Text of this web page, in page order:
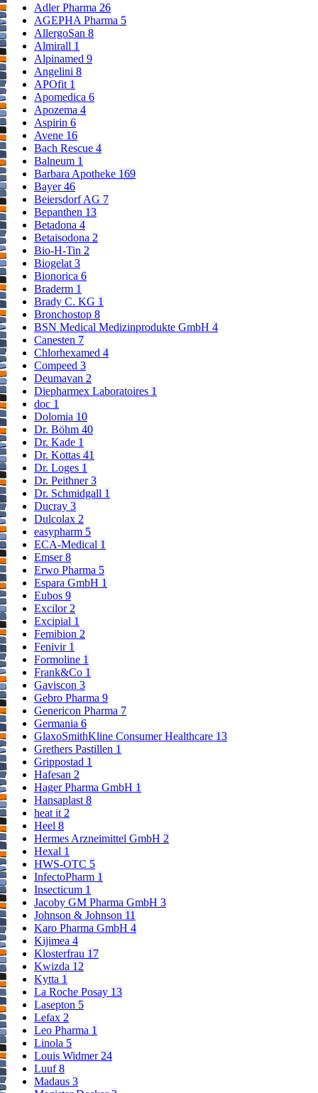
Adler Pharma 26
AGEPHA Pharma 5
AllergoSan 8
Almirall 1
Alpinamed 9
Angelini 8
APOfit 1
Apomedica 6
Apozema 4
Aspirin 6
Avene 16
Bach Rescue 4
Balneum 1
Barbara Apotheke 169
Bayer46
Beiersdorf AG 7
Bepanthen 13
Betadona 4
Betaisodona 2
Bio-H-Tin 2
Biogelat 3
Bionorica 6
Braderm 1
Brady C. KG 1
Bronchostop 8
BSN Medical Medizinprodukte GmbH 4
Canesten 7
Chlorhexamed 4
Compeed 3
Deumavan 2
Diepharmex Laboratoires 1
doc 1
Dolomia 10
Dr. Böhm 40
Dr. Kade 1
Dr. Kottas 41
Dr. Loges 1
Dr. Peithner3
Dr. Schmidgall 1
Ducray 3
Dulcolax 2
easypharm 5
ECA-Medical 1
Emser8
Erwo Pharma 5
Espara GmbH 1
Eubos 9
Excilor 2
Excipial 1
Femibion 2
Fenivir 1
Formoline 1
Frank&Co 1
Gaviscon 3
Gebro Pharma 9
Genericon Pharma 7
Germania 6
GlaxoSmithKline Consumer Healthcare 13
Grethers Pastillen 1
Grippostad 1
Hafesan 2
Hager Pharma GmbH 1
Hansaplast 8
heat it 2
Heel 8
Hermes Arzneimittel GmbH 2
Hexal 1
HWS-OTC 5
InfectoPharm 1
Insecticum 1
Jacoby GM Pharma GmbH 3
Johnson & Johnson 11
Karo Pharma GmbH 4
Kijimea 4
Klosterfrau 17
Kwizda 12
Kytta 1
La Roche Posay 13
Lasepton 5
Lefax 2
Leo Pharma 1
Linola 5
Louis Widmer 24
Luuf8
Madaus 3